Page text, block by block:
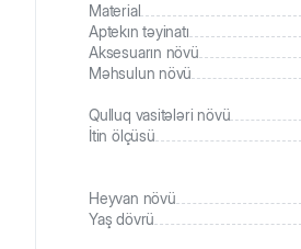
Material
Aptekın təyinatı
Aksesuarın növü
Məhsulun növü
Qulluq vasitələri növü
İtin ölçüsü
Heyvan növü
Yaş dövrü